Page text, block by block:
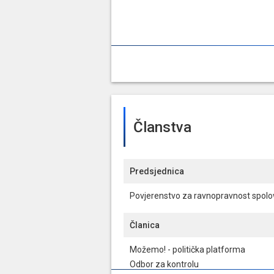
Članstva
Predsjednica
Povjerenstvo za ravnopravnost
Članica
Možemo! - politička platforma
Odbor za kontrolu